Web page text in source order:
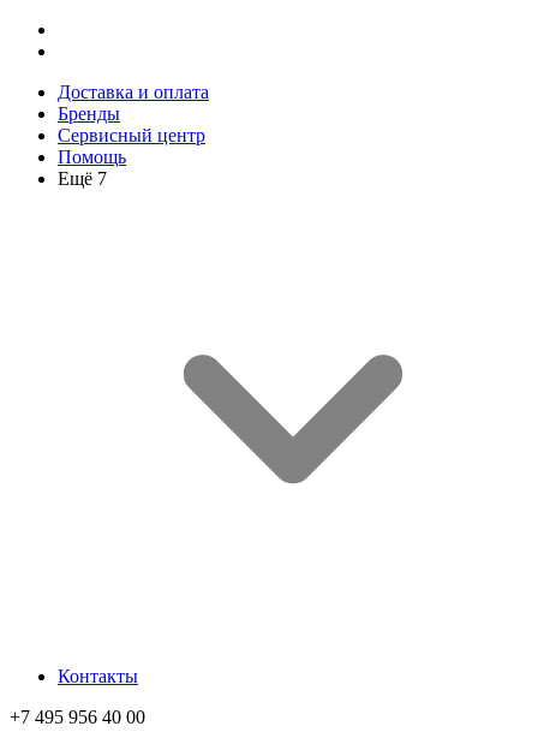
Доставка и оплата
Бренды
Сервисный центр
Помощь
Ещё 7
Контакты
+7 495 956 40 00